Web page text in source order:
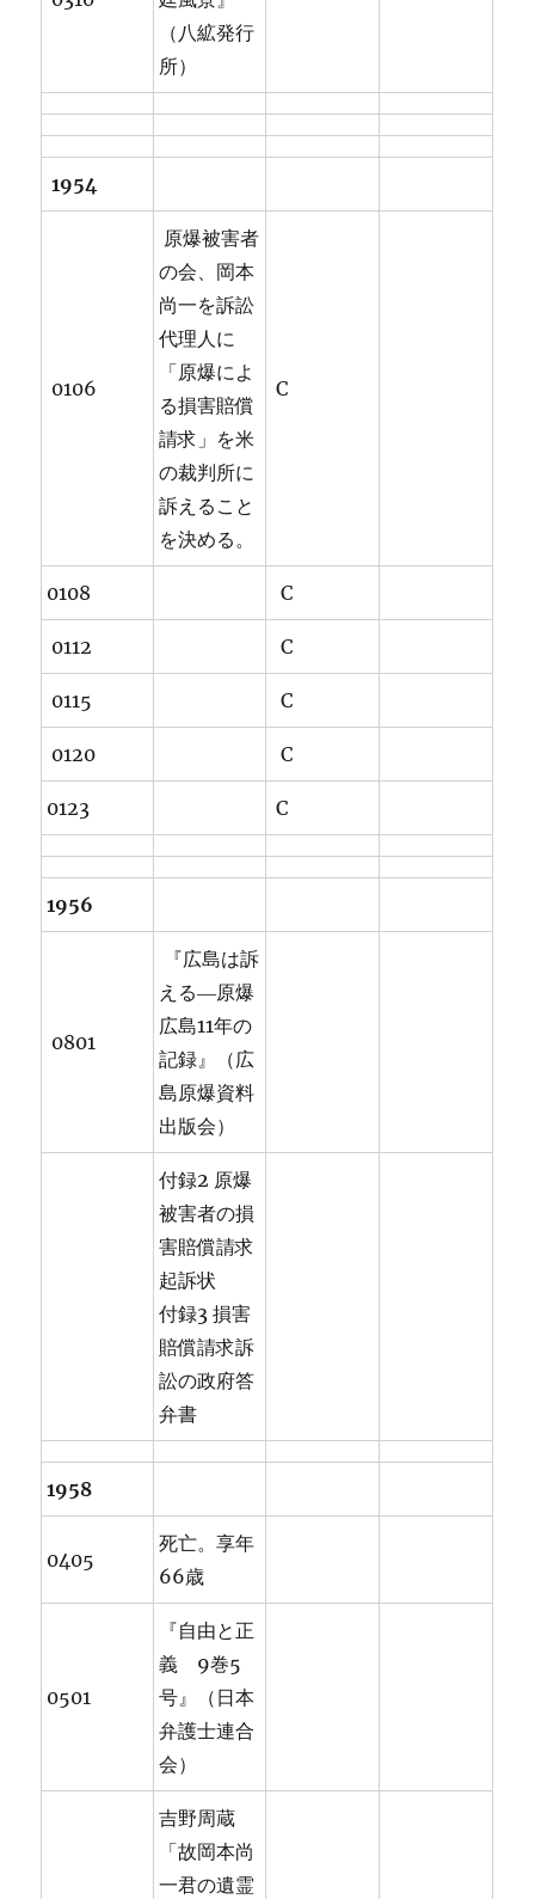
（八絋発行
所）
1954
0106
原爆被害者
の会、岡本
尚一を訴訟
代理人に
「原爆によ
る損害賠償
請求」を米
の裁判所に
訴えること
を決める。
C
0108 C
0112 C
0115 C
0120 C
0123 C
1956
0801
『広島は訴
える―原爆
広島11年の
記録』（広
島原爆資料
出版会）
付録2 原爆
被害者の損
害賠償請求
起訴状
付録3 損害
賠償請求訴
訟の政府答
弁書
1958
0405
死亡。享年
66歳
0501
『自由と正
義 9巻5
号』（日本
弁護士連合
会）
吉野周蔵
「故岡本尚
一君の遺霊